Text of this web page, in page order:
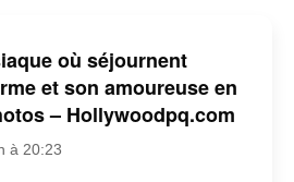
où séjournent
et son amoureuse en
– Hollywoodpq.com
à 20:23